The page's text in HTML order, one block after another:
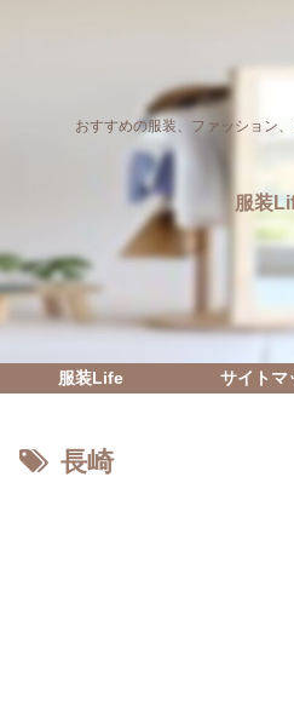
おすすめの服装、ファッション
服装
服装Life サイトマ
長崎